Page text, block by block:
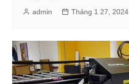
admin Tháng 1 27, 2024